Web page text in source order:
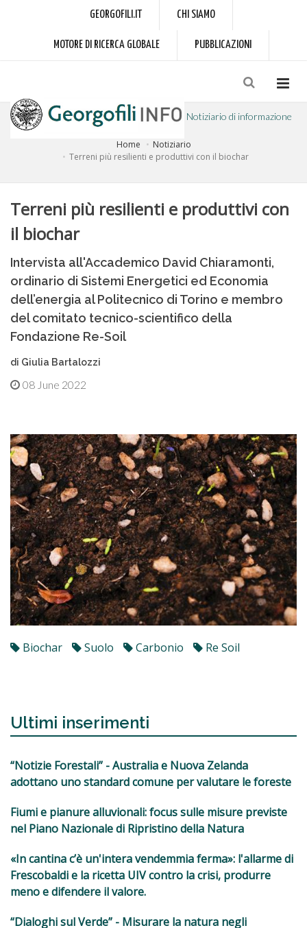
GEORGOFILI.IT CHI SIAMO
MOTORE DI RICERCA GLOBALE PUBBLICAZIONI
Notiziario di informazione
a cura dell'Accademia dei Georgofili
Home
Notiziario
Terreni più resilienti e produttivi con il biochar
Terreni più resilienti e produttivi con
il biochar
Intervista all'Accademico David Chiaramonti,
ordinario di Sistemi Energetici ed Economia
dell’energia al Politecnico di Torino e membro
del comitato tecnico-scientifico della
Fondazione Re-Soil
di Giulia Bartalozzi
08 June 2022
Biochar Suolo Carbonio Re Soil
Ultimi inserimenti
“Notizie Forestali” - Australia e Nuova Zelanda
adottano uno standard comune per valutare le foreste
Fiumi e pianure alluvionali: focus sulle misure previste
nel Piano Nazionale di Ripristino della Natura
«In cantina c’è un'intera vendemmia ferma»: l'allarme di
Frescobaldi e la ricetta UIV contro la crisi, produrre
meno e difendere il valore.
“Dialoghi sul Verde” - Misurare la natura negli